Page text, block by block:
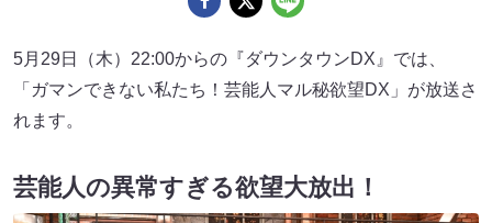
5月29日（木）22:00からの『ダウンタウンDX』では、
「ガマンできない私たち！芸能人マル秘欲望DX」が放送さ
れます。
芸能人の異常すぎる欲望大放出！